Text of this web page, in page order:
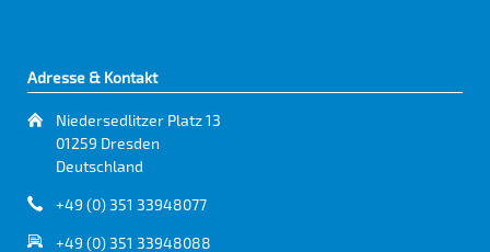
Adresse & Kontakt
Niedersedlitzer Platz 13
01259 Dresden
Deutschland
+49 (0) 351 33948077
+49 (0) 351 33948088